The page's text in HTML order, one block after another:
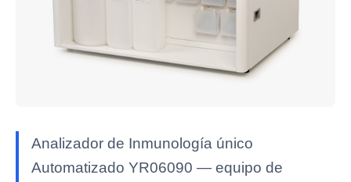
Analizador de Inmunología único
Automatizado YR06090 — equipo de